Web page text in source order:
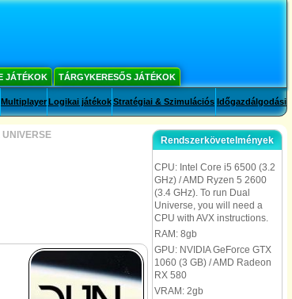
JÁTÉKOK TÁRGYKERESŐS JÁTÉKOK
MultiplayerLogikai játékok Stratégiai & Szimulációs Időgazdálgodási
UNIVERSE Rendszerkövetelmények
CPU: Intel Core i5 6500 (3.2
GHz) / AMD Ryzen 5 2600
(3.4 GHz). To run Dual
Universe, you will need a
CPU with AVX instructions.
RAM: 8gb
GPU: NVIDIA GeForce GTX
1060 (3 GB) / AMD Radeon
RX 580
VRAM: 2gb